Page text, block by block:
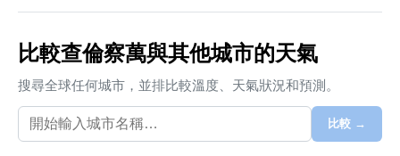
比較查倫察萬與其他城市的天氣
搜尋全球任何城市，並排比較溫度、天氣狀況和預測。
比較 →